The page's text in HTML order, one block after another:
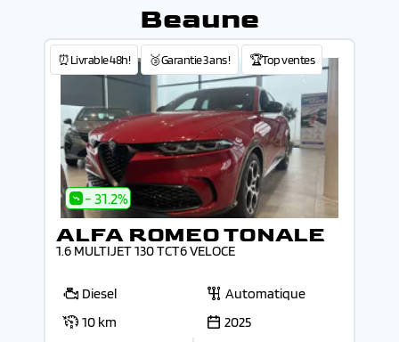
Beaune
⏰Livrable 48h! 🥉Garantie 3 ans ! 🏆Top ventes
- 31.2%
ALFA ROMEO TONALE
1.6 MULTIJET 130 TCT6 VELOCE
Diesel
Automatique
10 km
2025